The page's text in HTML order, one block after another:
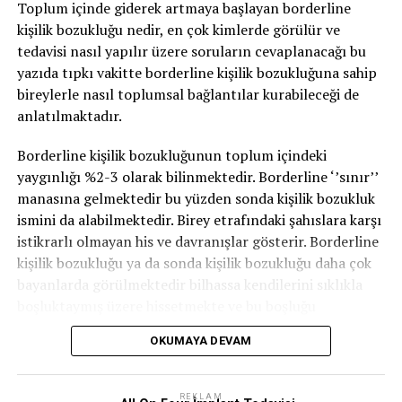
bireylerin çocukları bunu yaşayarak ve rol model alarak
öğreniyor, bu manada “Genetik bir yatkınlık olduğu için
görülme ihtimâli biraz daha yüksek” diyebiliriz.
Depresyonun belirtileri nelerdir?
yapmak istememesi, yataktan çıkmak istememek, daima
uyku hâli, uykuya dalmada zorluk çekmek yahut çok
uyumak, çok yeme yahut iştahsızlık, daima yorgunluk
hissi, konuşmada yahut hareketlerde yavaşlama,
değersizlik ve hatalı hissetmek, intihar fikri üzere
belirtiler, “depresyon belirtisi” olarak kabul edilir.
depresyon tanısı konulabilmesi için kelam konusu
belirtilerin en az iki hafta devam ediyor olması gerekir.
Toplum içinde giderek artmaya başlayan borderline
kişilik bozukluğu nedir, en çok kimlerde görülür ve
tedavisi nasıl yapılır üzere soruların cevaplanacağı bu
yazıda tıpkı vakitte borderline kişilik bozukluğuna sahip
bireylerle nasıl toplumsal bağlantılar kurabileceği de
anlatılmaktadır.
Borderline kişilik bozukluğunun toplum içindeki
yaygınlığı %2-3 olarak bilinmektedir. Borderline ‘’sınır’’
manasına gelmektedir bu yüzden sonda kişilik bozukluk
ismini da alabilmektedir. Birey etrafındaki şahıslara karşı
istikrarlı olmayan his ve davranışlar gösterir. Borderline
kişilik bozukluğu ya da sonda kişilik bozukluğu daha çok
bayanlarda görülmektedir bilhassa kendilerini sıklıkla
doldurmaya çalışmaktadır. Buradaki boşluk özellikle
münasebetler üzerinden doldurulmaya çalışılmaktadır
hasebiyle terk edilme, sevilmeme ya da dışlanma
durumlarında bireyler olağanın çok daha üstünde
OKUMAYA DEVAM
REKLAM